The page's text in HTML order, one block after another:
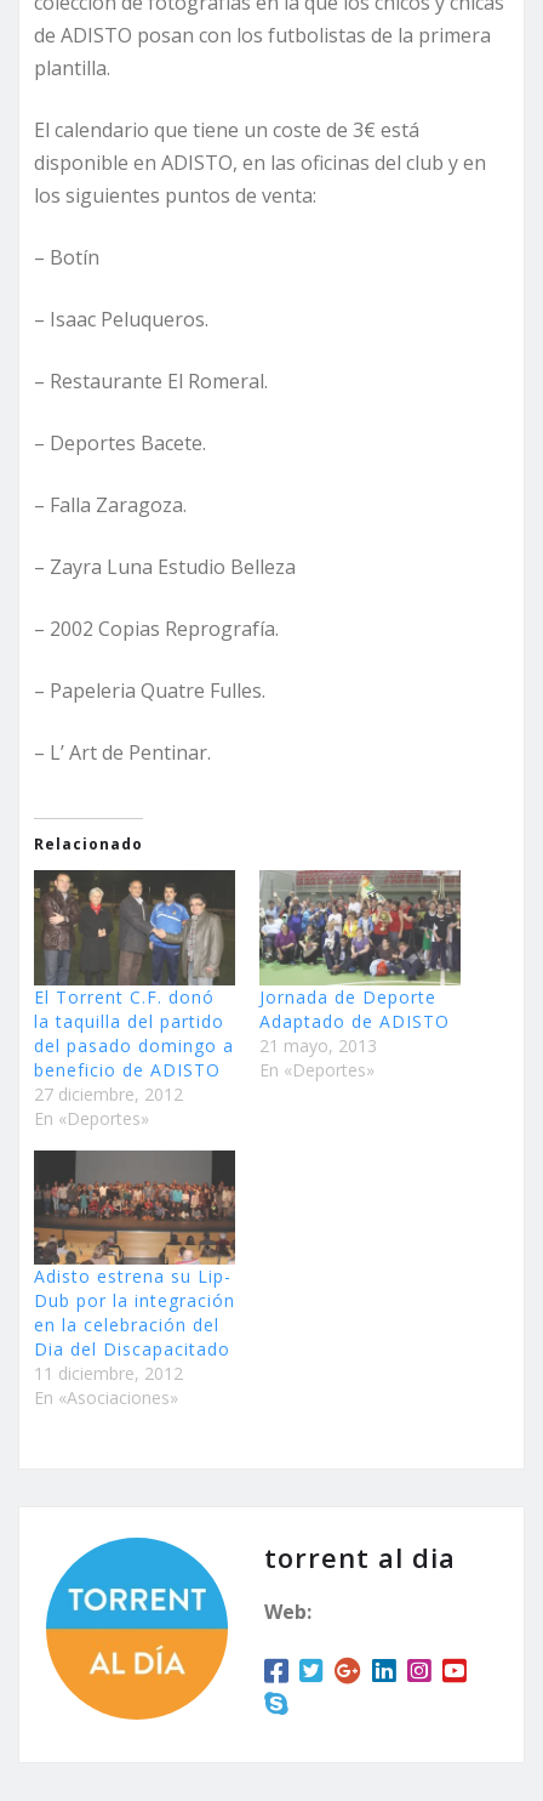
de ADISTO posan con los futbolistas de la primera
plantilla.
El calendario que tiene un coste de 3€ está
disponible en ADISTO, en las oficinas del club y en
los siguientes puntos de venta:
– Botín
– Isaac Peluqueros.
– Restaurante El Romeral.
– Deportes Bacete.
– Falla Zaragoza.
– Zayra Luna Estudio Belleza
– 2002 Copias Reprografía.
– Papeleria Quatre Fulles.
– L’ Art de Pentinar.
Relacionado
El Torrent C.F. donó
la taquilla del partido
del pasado domingo a
beneficio de ADISTO
27 diciembre, 2012
En «Deportes»
Jornada de Deporte
Adaptado de ADISTO
21 mayo, 2013
En «Deportes»
Adisto estrena su Lip-
Dub por la integración
en la celebración del
Dia del Discapacitado
11 diciembre, 2012
En «Asociaciones»
torrent al dia
Web: